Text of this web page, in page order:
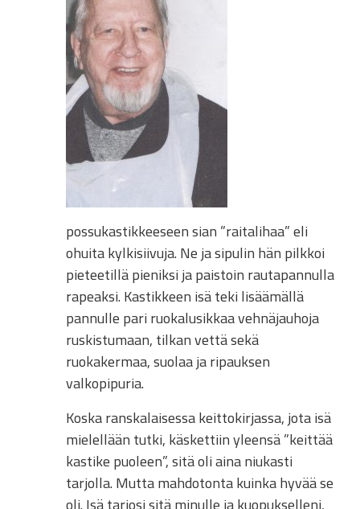
possukastikkeeseen sian ”raitalihaa” eli
ohuita kylkisiivuja. Ne ja sipulin hän pilkkoi
pieteetillä pieniksi ja paistoin rautapannulla
rapeaksi. Kastikkeen isä teki lisäämällä
pannulle pari ruokalusikkaa vehnäjauhoja
ruskistumaan, tilkan vettä sekä
ruokakermaa, suolaa ja ripauksen
valkopipuria.
Koska ranskalaisessa keittokirjassa, jota isä
mielellään tutki, käskettiin yleensä ”keittää
kastike puoleen”, sitä oli aina niukasti
tarjolla. Mutta mahdotonta kuinka hyvää se
oli. Isä tarjosi sitä minulle ja kuopukselleni,